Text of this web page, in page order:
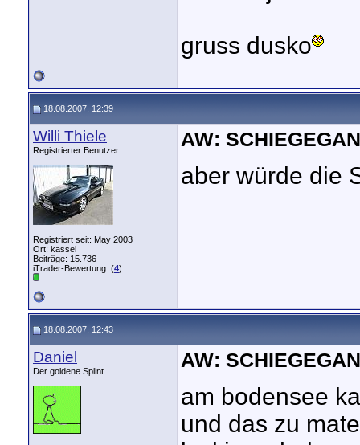
gruss dusko
18.08.2007, 12:39
Willi Thiele
Registrierter Benutzer
Registriert seit: May 2003
Ort: kassel
Beiträge: 15.736
iTrader-Bewertung: (4)
AW:
aber würde die
18.08.2007, 12:43
Daniel
Der goldene Splint AW:
am bodensee
und das zu